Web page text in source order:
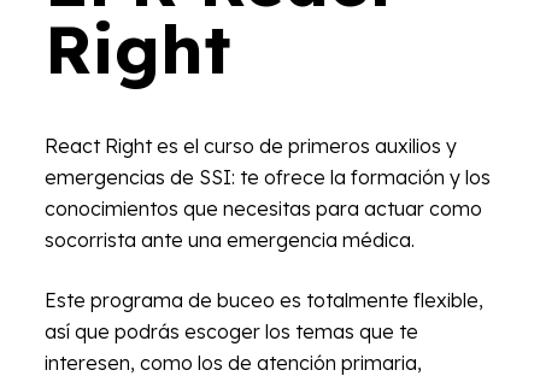
Right
React Right es el curso de primeros auxilios y
emergencias de SSI: te ofrece la formación y los
conocimientos que necesitas para actuar como
socorrista ante una emergencia médica.
Este programa de buceo es totalmente flexible,
así que podrás escoger los temas que te
interesen, como los de atención primaria,